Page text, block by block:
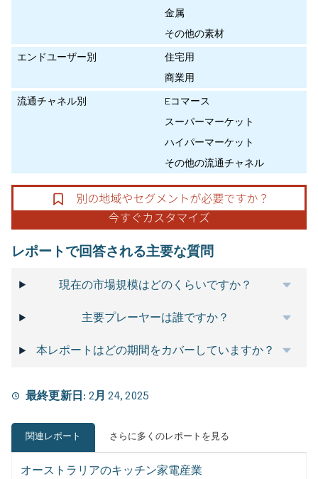
金属
その他の素材
エンドユーザー別
住宅用
商業用
流通チャネル別
Eコマース
スーパーマーケット
ハイパーマーケット
その他の流通チャネル
レポートで回答される主要な質問
現在の市場規模はどのくらいですか？
主要プレーヤーは誰ですか？
本レポートはどの期間をカバーしていますか？
最終更新日: 2月 24, 2025
関連レポート さらに多くのレポートを見る
オーストラリアのキッチン家電産業